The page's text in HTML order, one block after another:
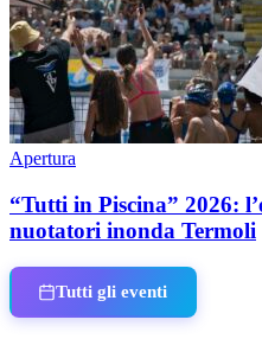
Apertura
“Tutti in Piscina” 2026:
nuotatori inonda Termoli
Tutti gli eventi